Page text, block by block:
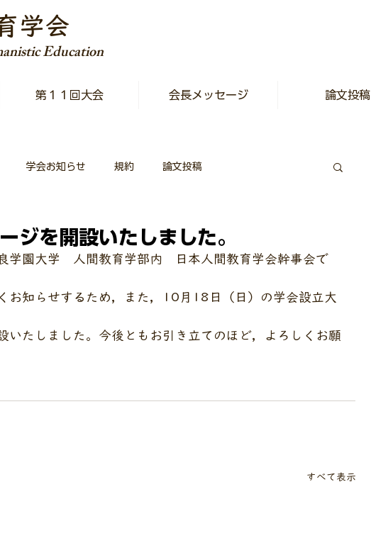
学会
Education
第１１回大会 会長メッセージ 論文投稿
学会お知らせ 規約 論文投稿
ジを開設いたしました。
園大学　人間教育学部内　日本人間教育学会幹事会で
お知らせするため，また，10月18日（日）の学会設立大
いたしました。今後ともお引き立てのほど，よろしくお願
すべて表示